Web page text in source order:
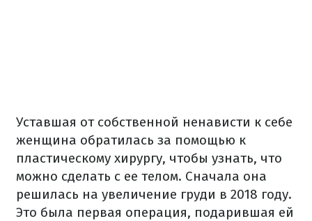
Уставшая от собственной ненависти к себе
женщина обратилась за помощью к
пластическому хирургу, чтобы узнать, что
можно сделать с ее телом. Сначала она
решилась на увеличение груди в 2018 году.
Это была первая операция, подарившая ей